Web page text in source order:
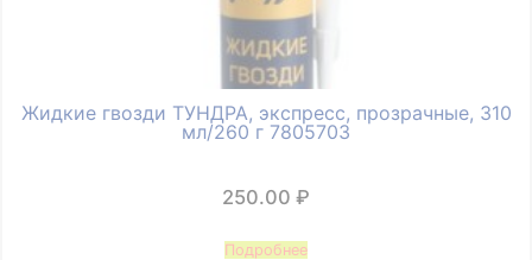
Жидкие гвозди ТУНДРА, экспресс, прозрачные, 310
мл/260 г 7805703
250.00 ₽
Подробнее